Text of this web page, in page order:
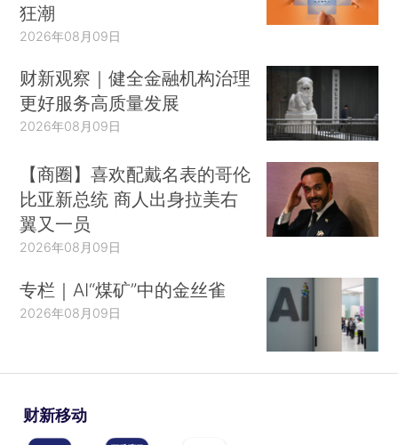
狂潮
2026年08月09日
财新观察｜健全金融机构治理
更好服务高质量发展
2026年08月09日
【商圈】喜欢配戴名表的哥伦
比亚新总统 商人出身拉美右
翼又一员
2026年08月09日
专栏｜AI“煤矿”中的金丝雀
2026年08月09日
财新移动